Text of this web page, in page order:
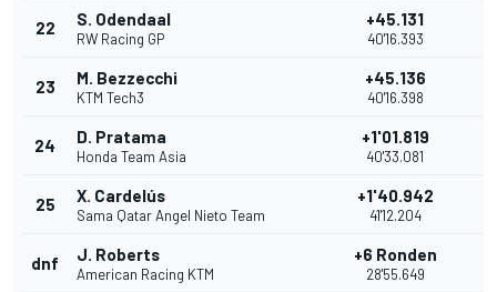
22 S. Odendaal
RW Racing GP
+45.131
40'16.393
23 M. Bezzecchi
KTM Tech3
+45.136
40'16.398
24 D. Pratama
Honda Team Asia
+1'01.819
40'33.081
25 X. Cardelús
Sama Qatar Angel Nieto Team
+1'40.942
41'12.204
dnf J. Roberts
American Racing KTM
+6 Ronden
28'55.649